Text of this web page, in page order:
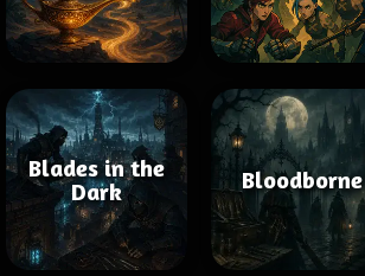
Blades in the
Dark
Bloodborne